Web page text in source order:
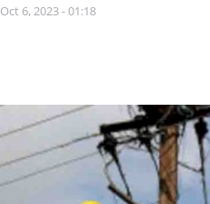
Oct 6, 2023 - 01:18